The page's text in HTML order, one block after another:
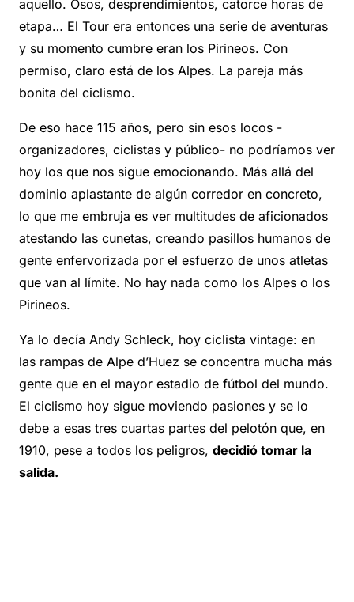
aquello. Osos, desprendimientos, catorce horas de
etapa… El Tour era entonces una serie de aventuras
y su momento cumbre eran los Pirineos. Con
permiso, claro está de los Alpes. La pareja más
bonita del ciclismo.
De eso hace 115 años, pero sin esos locos -
organizadores, ciclistas y público- no podríamos ver
hoy los que nos sigue emocionando. Más allá del
dominio aplastante de algún corredor en concreto,
lo que me embruja es ver multitudes de aficionados
atestando las cunetas, creando pasillos humanos de
gente enfervorizada por el esfuerzo de unos atletas
que van al límite. No hay nada como los Alpes o los
Pirineos.
Ya lo decía Andy Schleck, hoy ciclista vintage: en
las rampas de Alpe d’Huez se concentra mucha más
gente que en el mayor estadio de fútbol del mundo.
El ciclismo hoy sigue moviendo pasiones y se lo
debe a esas tres cuartas partes del pelotón que, en
1910, pese a todos los peligros, decidió tomar la
salida.